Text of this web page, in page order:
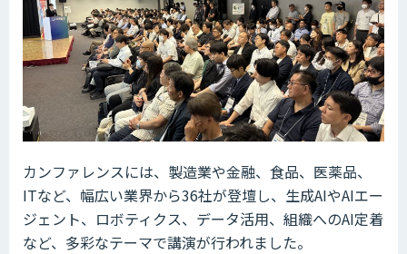
カンファレンスには、製造業や金融、食品、医薬品、
ITなど、幅広い業界から36社が登壇し、生成AIやAIエー
ジェント、ロボティクス、データ活用、組織へのAI定着
など、多彩なテーマで講演が行われました。